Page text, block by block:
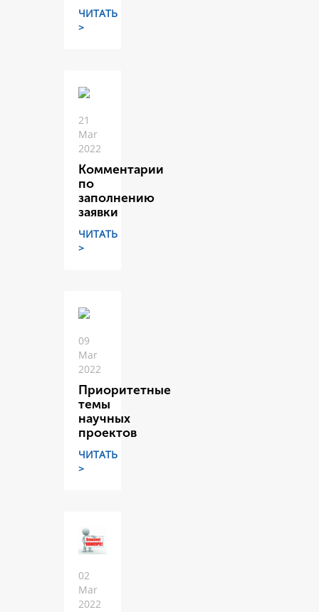
ЧИТАТЬ
>
21
Mar
2022
Комментарии
по
заполнению
заявки
ЧИТАТЬ
>
09
Mar
2022
Приоритетные
темы
научных
проектов
ЧИТАТЬ
>
02
Mar
2022